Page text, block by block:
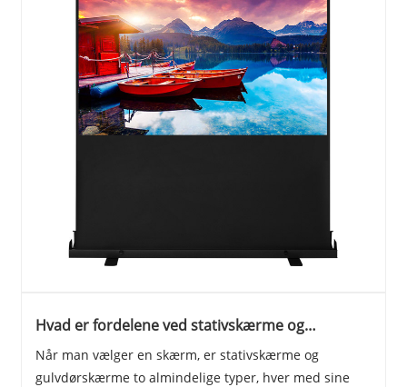
Hvad er fordelene ved stativskærme og
Når man vælger en skærm, er stativskærme og
gulvdørskærme to almindelige typer, hver med sine